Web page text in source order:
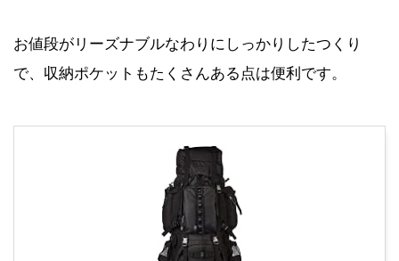
お値段がリーズナブルなわりにしっかりしたつくり
で、収納ポケットもたくさんある点は便利です。